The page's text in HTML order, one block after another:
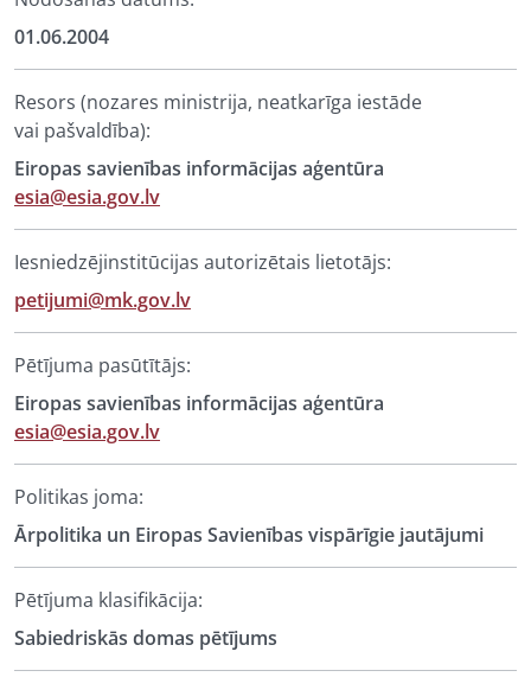
01.06.2004
Resors (nozares ministrija, neatkarīga iestāde
vai pašvaldība):
Eiropas savienības informācijas aģentūra
esia@esia.gov.lv
Iesniedzējinstitūcijas autorizētais lietotājs:
petijumi@mk.gov.lv
Pētījuma pasūtītājs:
Eiropas savienības informācijas aģentūra
esia@esia.gov.lv
Politikas joma:
Ārpolitika un Eiropas Savienības vispārīgie jautājumi
Pētījuma klasifikācija:
Sabiedriskās domas pētījums